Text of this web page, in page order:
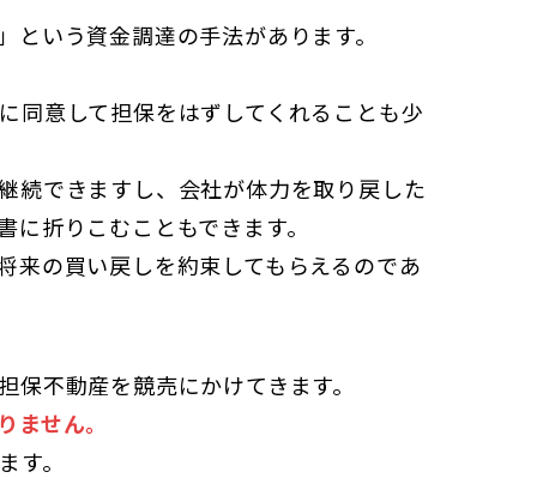
いう資金調達の手法があります。
同意して担保をはずしてくれることも少
続できますし、会社が体力を取り戻した
折りこむこともできます。
来の買い戻しを約束してもらえるのであ
不動産を競売にかけてきます。
せん。
す。